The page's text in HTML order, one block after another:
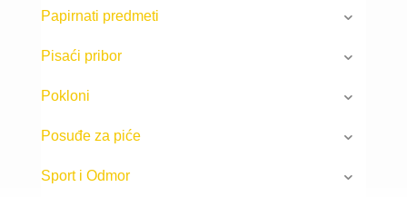
Papirnati predmeti
Pisaći pribor
Pokloni
Posuđe za piće
Sport i Odmor